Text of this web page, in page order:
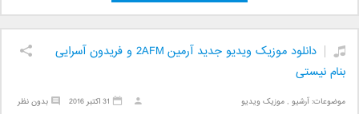
دانلود موزیک ویدیو جدید آرمین 2AFM و فریدون آسرایی
بنام نیستی
موضوعات:آرشیو ,موزیک ویدیو بدون نظر 31 اکتبر 2016